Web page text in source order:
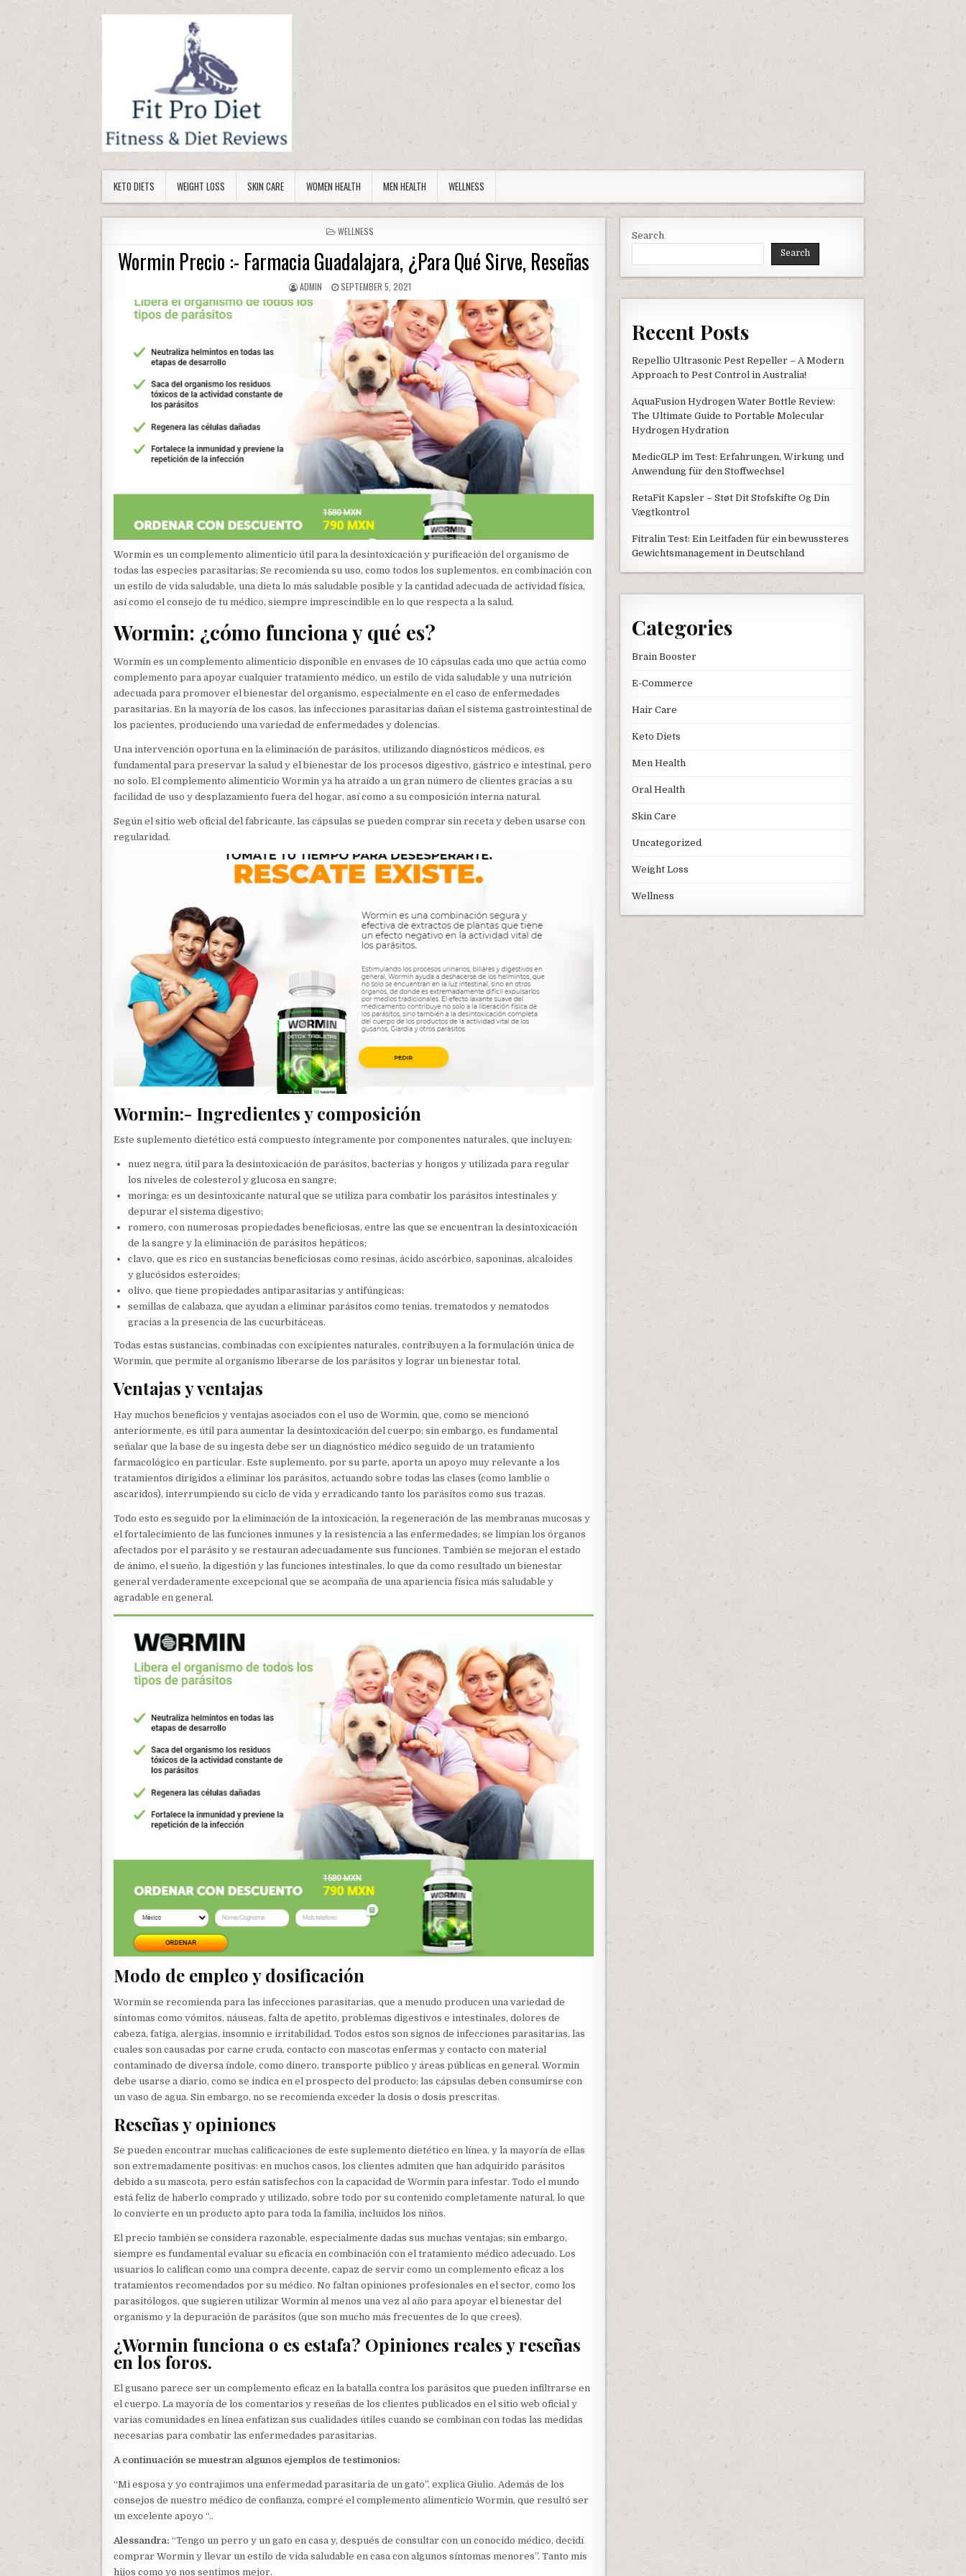
KETO DIETS WEIGHT LOSS SKIN CARE WOMEN HEALTH MEN HEALTH WELLNESS
POSTED IN
WELLNESS
Wormin Precio :- Farmacia Guadalajara, ¿Para Qué Sirve, Reseñas
AUTHOR:
ADMIN PUBLISHED DATE:
SEPTEMBER 5, 2021
Wormin es un complemento alimenticio útil para la desintoxicación y purificación del organismo de
todas las especies parasitarias; Se recomienda su uso, como todos los suplementos, en combinación con
un estilo de vida saludable, una dieta lo más saludable posible y la cantidad adecuada de actividad física,
así como el consejo de tu médico, siempre imprescindible en lo que respecta a la salud.
Wormin: ¿cómo funciona y qué es?
Wormin es un complemento alimenticio disponible en envases de 10 cápsulas cada uno que actúa como
complemento para apoyar cualquier tratamiento médico, un estilo de vida saludable y una nutrición
adecuada para promover el bienestar del organismo, especialmente en el caso de enfermedades
parasitarias. En la mayoría de los casos, las infecciones parasitarias dañan el sistema gastrointestinal de
los pacientes, produciendo una variedad de enfermedades y dolencias.
Una intervención oportuna en la eliminación de parásitos, utilizando diagnósticos médicos, es
fundamental para preservar la salud y el bienestar de los procesos digestivo, gástrico e intestinal, pero
no solo. El complemento alimenticio Wormin ya ha atraído a un gran número de clientes gracias a su
facilidad de uso y desplazamiento fuera del hogar, así como a su composición interna natural.
Según el sitio web oficial del fabricante, las cápsulas se pueden comprar sin receta y deben usarse con
regularidad.
Wormin:- Ingredientes y composición
Este suplemento dietético está compuesto íntegramente por componentes naturales, que incluyen:
nuez negra, útil para la desintoxicación de parásitos, bacterias y hongos y utilizada para regular
los niveles de colesterol y glucosa en sangre;
moringa: es un desintoxicante natural que se utiliza para combatir los parásitos intestinales y
depurar el sistema digestivo;
romero, con numerosas propiedades beneficiosas, entre las que se encuentran la desintoxicación
de la sangre y la eliminación de parásitos hepáticos;
clavo, que es rico en sustancias beneficiosas como resinas, ácido ascórbico, saponinas, alcaloides
y glucósidos esteroides;
olivo, que tiene propiedades antiparasitarias y antifúngicas;
semillas de calabaza, que ayudan a eliminar parásitos como tenias, trematodos y nematodos
gracias a la presencia de las cucurbitáceas.
Todas estas sustancias, combinadas con excipientes naturales, contribuyen a la formulación única de
Wormin, que permite al organismo liberarse de los parásitos y lograr un bienestar total.
Ventajas y ventajas
Hay muchos beneficios y ventajas asociados con el uso de Wormin, que, como se mencionó
anteriormente, es útil para aumentar la desintoxicación del cuerpo; sin embargo, es fundamental
señalar que la base de su ingesta debe ser un diagnóstico médico seguido de un tratamiento
farmacológico en particular. Este suplemento, por su parte, aporta un apoyo muy relevante a los
tratamientos dirigidos a eliminar los parásitos, actuando sobre todas las clases (como lamblie o
ascaridos), interrumpiendo su ciclo de vida y erradicando tanto los parásitos como sus trazas.
Todo esto es seguido por la eliminación de la intoxicación, la regeneración de las membranas mucosas y
el fortalecimiento de las funciones inmunes y la resistencia a las enfermedades; se limpian los órganos
afectados por el parásito y se restauran adecuadamente sus funciones. También se mejoran el estado
de ánimo, el sueño, la digestión y las funciones intestinales, lo que da como resultado un bienestar
general verdaderamente excepcional que se acompaña de una apariencia física más saludable y
agradable en general.
Modo de empleo y dosificación
Wormin se recomienda para las infecciones parasitarias, que a menudo producen una variedad de
síntomas como vómitos, náuseas, falta de apetito, problemas digestivos e intestinales, dolores de
cabeza, fatiga, alergias, insomnio e irritabilidad. Todos estos son signos de infecciones parasitarias, las
cuales son causadas por carne cruda, contacto con mascotas enfermas y contacto con material
contaminado de diversa índole, como dinero, transporte público y áreas públicas en general. Wormin
debe usarse a diario, como se indica en el prospecto del producto; las cápsulas deben consumirse con
un vaso de agua. Sin embargo, no se recomienda exceder la dosis o dosis prescritas.
Reseñas y opiniones
Se pueden encontrar muchas calificaciones de este suplemento dietético en línea, y la mayoría de ellas
son extremadamente positivas: en muchos casos, los clientes admiten que han adquirido parásitos
debido a su mascota, pero están satisfechos con la capacidad de Wormin para infestar. Todo el mundo
está feliz de haberlo comprado y utilizado, sobre todo por su contenido completamente natural, lo que
lo convierte en un producto apto para toda la familia, incluidos los niños.
El precio también se considera razonable, especialmente dadas sus muchas ventajas; sin embargo,
siempre es fundamental evaluar su eficacia en combinación con el tratamiento médico adecuado. Los
usuarios lo califican como una compra decente, capaz de servir como un complemento eficaz a los
tratamientos recomendados por su médico. No faltan opiniones profesionales en el sector, como los
parasitólogos, que sugieren utilizar Wormin al menos una vez al año para apoyar el bienestar del
organismo y la depuración de parásitos (que son mucho más frecuentes de lo que crees).
¿Wormin funciona o es estafa? Opiniones reales y reseñas
en los foros.
El gusano parece ser un complemento eficaz en la batalla contra los parásitos que pueden infiltrarse en
el cuerpo. La mayoría de los comentarios y reseñas de los clientes publicados en el sitio web oficial y
varias comunidades en línea enfatizan sus cualidades útiles cuando se combinan con todas las medidas
necesarias para combatir las enfermedades parasitarias.
A continuación se muestran algunos ejemplos de testimonios:
“Mi esposa y yo contrajimos una enfermedad parasitaria de un gato”, explica Giulio. Además de los
consejos de nuestro médico de confianza, compré el complemento alimenticio Wormin, que resultó ser
un excelente apoyo “..
Alessandra: “Tengo un perro y un gato en casa y, después de consultar con un conocido médico, decidí
comprar Wormin y llevar un estilo de vida saludable en casa con algunos síntomas menores”. Tanto mis
hijos como yo nos sentimos mejor.
Search
Search
Recent Posts
Repellio Ultrasonic Pest Repeller – A Modern
Approach to Pest Control in Australia!
AquaFusion Hydrogen Water Bottle Review:
The Ultimate Guide to Portable Molecular
Hydrogen Hydration
MedicGLP im Test: Erfahrungen, Wirkung und
Anwendung für den Stoffwechsel
RetaFit Kapsler – Støt Dit Stofskifte Og Din
Vægtkontrol
Fitralin Test: Ein Leitfaden für ein bewussteres
Gewichtsmanagement in Deutschland
Categories
Brain Booster
E-Commerce
Hair Care
Keto Diets
Men Health
Oral Health
Skin Care
Uncategorized
Weight Loss
Wellness